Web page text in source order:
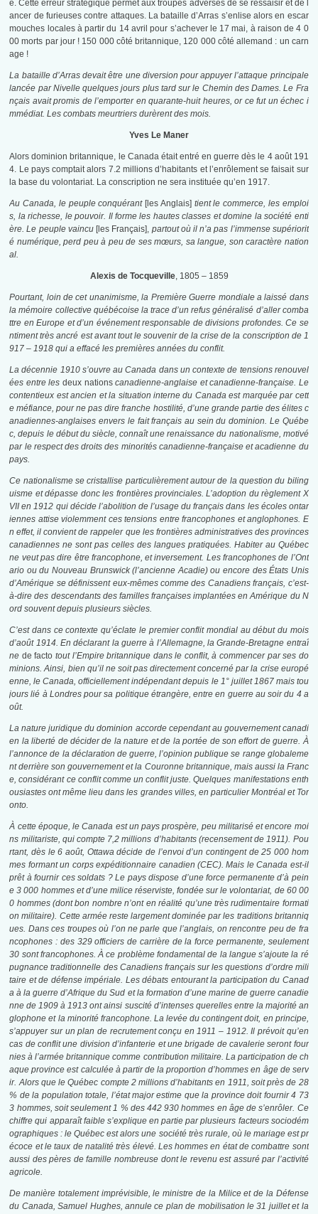
e. Cette erreur stratégique permet aux troupes adverses de se ressaisir et de l
ancer de furieuses contre attaques. La bataille d’Arras s’enlise alors en escar
mouches locales à partir du 14 avril pour s’achever le 17 mai, à raison de 4 0
00 morts par jour ! 150 000 côté britannique, 120 000 côté allemand : un carn
age !
La bataille d’Arras devait être une diversion pour appuyer l’attaque principale
lancée par Nivelle quelques jours plus tard sur le Chemin des Dames. Le Fra
nçais avait promis de l’emporter en quarante-huit heures, or ce fut un échec i
mmédiat. Les combats meurtriers durèrent des mois.
Yves Le Maner
Alors dominion britannique, le Canada était entré en guerre dès le 4 août 191
4. Le pays comptait alors 7.2 millions d’habitants et l’enrôlement se faisait sur
la base du volontariat. La conscription ne sera instituée qu’en 1917.
Au Canada, le peuple conquérant[les Anglais] tient le commerce, les emploi
s, la richesse, le pouvoir. Il forme les hautes classes et domine la société enti
ère. Le peuple vaincu[les Français], partout où il n’a pas l’immense supériorit
é numérique, perd peu à peu de ses mœurs, sa langue, son caractère nation
al.
Alexis de Tocqueville, 1805 – 1859
Pourtant, loin de cet unanimisme, la Première Guerre mondiale a laissé dans
la mémoire collective québécoise la trace d’un refus généralisé d’aller comba
ttre en Europe et d’un événement responsable de divisions profondes. Ce se
ntiment très ancré est avant tout le souvenir de la crise de la conscription de 1
917 – 1918 qui a effacé les premières années du conflit.
La décennie 1910 s’ouvre au Canada dans un contexte de tensions renouvel
ées entre les deux nationscanadienne-anglaise et canadienne-française. Le
contentieux est ancien et la situation interne du Canada est marquée par cett
e méfiance, pour ne pas dire franche hostilité, d’une grande partie des élites c
anadiennes-anglaises envers le fait français au sein du dominion. Le Québe
c, depuis le début du siècle, connaît une renaissance du nationalisme, motivé
par le respect des droits des minorités canadienne-française et acadienne du
pays.
Ce nationalisme se cristallise particulièrement autour de la question du biling
uisme et dépasse donc les frontières provinciales. L’adoption du règlement X
VII en 1912 qui décide l’abolition de l’usage du français dans les écoles ontar
iennes attise violemment ces tensions entre francophones et anglophones. E
n effet, il convient de rappeler que les frontières administratives des provinces
canadiennes ne sont pas celles des langues pratiquées. Habiter au Québec
ne veut pas dire être francophone, et inversement. Les francophones de l’Ont
ario ou du Nouveau Brunswick (l’ancienne Acadie) ou encore des États Unis
d’Amérique se définissent eux-mêmes comme des Canadiens français, c’est-
à-dire des descendants des familles françaises implantées en Amérique du N
ord souvent depuis plusieurs siècles.
C’est dans ce contexte qu’éclate le premier conflit mondial au début du mois
d’août 1914. En déclarant la guerre à l’Allemagne, la Grande-Bretagne entraî
ne de facto tout l’Empire britannique dans le conflit, à commencer par ses do
minions. Ainsi, bien qu’il ne soit pas directement concerné par la crise europé
enne, le Canada, officiellement indépendant depuis le 1° juillet 1867 mais tou
jours lié à Londres pour sa politique étrangère, entre en guerre au soir du 4 a
oût.
La nature juridique du dominion accorde cependant au gouvernement canadi
en la liberté de décider de la nature et de la portée de son effort de guerre. À
l’annonce de la déclaration de guerre, l’opinion publique se range globaleme
nt derrière son gouvernement et la Couronne britannique, mais aussi la Franc
e, considérant ce conflit comme un conflit juste. Quelques manifestations enth
ousiastes ont même lieu dans les grandes villes, en particulier Montréal et Tor
onto.
À cette époque, le Canada est un pays prospère, peu militarisé et encore moi
ns militariste, qui compte 7,2 millions d’habitants (recensement de 1911). Pou
rtant, dès le 6 août, Ottawa décide de l’envoi d’un contingent de 25 000 hom
mes formant un corps expéditionnaire canadien (CEC). Mais le Canada est-il
prêt à fournir ces soldats ? Le pays dispose d’une force permanente d’à pein
e 3 000 hommes et d’une milice réserviste, fondée sur le volontariat, de 60 00
0 hommes (dont bon nombre n’ont en réalité qu’une très rudimentaire formati
on militaire). Cette armée reste largement dominée par les traditions britanniq
ues. Dans ces troupes où l’on ne parle que l’anglais, on rencontre peu de fra
ncophones : des 329 officiers de carrière de la force permanente, seulement
30 sont francophones. À ce problème fondamental de la langue s’ajoute la ré
pugnance traditionnelle des Canadiens français sur les questions d’ordre mili
taire et de défense impériale. Les débats entourant la participation du Canad
a à la guerre d’Afrique du Sud et la formation d’une marine de guerre canadie
nne de 1909 à 1913 ont ainsi suscité d’intenses querelles entre la majorité an
glophone et la minorité francophone. La levée du contingent doit, en principe,
s’appuyer sur un plan de recrutement conçu en 1911 – 1912. Il prévoit qu’en
cas de conflit une division d’infanterie et une brigade de cavalerie seront four
nies à l’armée britannique comme contribution militaire. La participation de ch
aque province est calculée à partir de la proportion d’hommes en âge de serv
ir. Alors que le Québec compte 2 millions d’habitants en 1911, soit près de 28
% de la population totale, l’état major estime que la province doit fournir 4 73
3 hommes, soit seulement 1 % des 442 930 hommes en âge de s’enrôler. Ce
chiffre qui apparaît faible s’explique en partie par plusieurs facteurs sociodém
ographiques : le Québec est alors une société très rurale, où le mariage est pr
écoce et le taux de natalité très élevé. Les hommes en état de combattre sont
aussi des pères de famille nombreuse dont le revenu est assuré par l’activité
agricole.
De manière totalement imprévisible, le ministre de la Milice et de la Défense
du Canada, Samuel Hughes, annule ce plan de mobilisation le 31 juillet et la